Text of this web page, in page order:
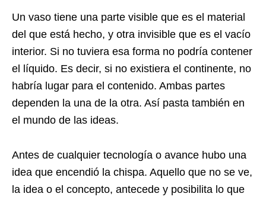
Un vaso tiene una parte visible que es el material
del que está hecho, y otra invisible que es el vacío
interior. Si no tuviera esa forma no podría contener
el líquido. Es decir, si no existiera el continente, no
habría lugar para el contenido. Ambas partes
dependen la una de la otra. Así pasta también en
el mundo de las ideas.
Antes de cualquier tecnología o avance hubo una
idea que encendió la chispa. Aquello que no se ve,
la idea o el concepto, antecede y posibilita lo que